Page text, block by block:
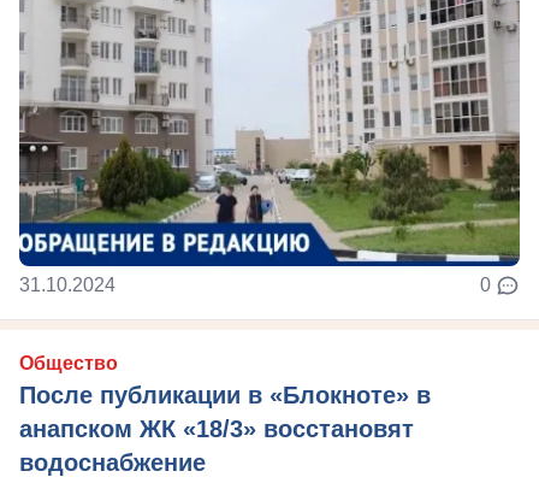
31.10.2024 0
Общество
После публикации в «Блокноте» в
анапском ЖК «18/3» восстановят
водоснабжение